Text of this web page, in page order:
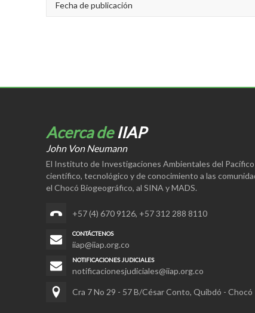
Fecha de publicación
Acerca deIIAP
John Von Neumann
El Instituto de Investigaciones Ambientales del Pacífico
científico, tecnológico y de conocimiento a las
el Chocó Biogeográfico, al SINA y MADS.
+57 (4) 670 9126, +57 312 288 8110
CONTÁCTENOS
iiap@iiap.org.co
NOTIFICACIONES JUDICIALES
notificacionesjudiciales@iiap.org.co
Cra 7 No 29 - 57 B/César Conto, Quibdó - Chocó